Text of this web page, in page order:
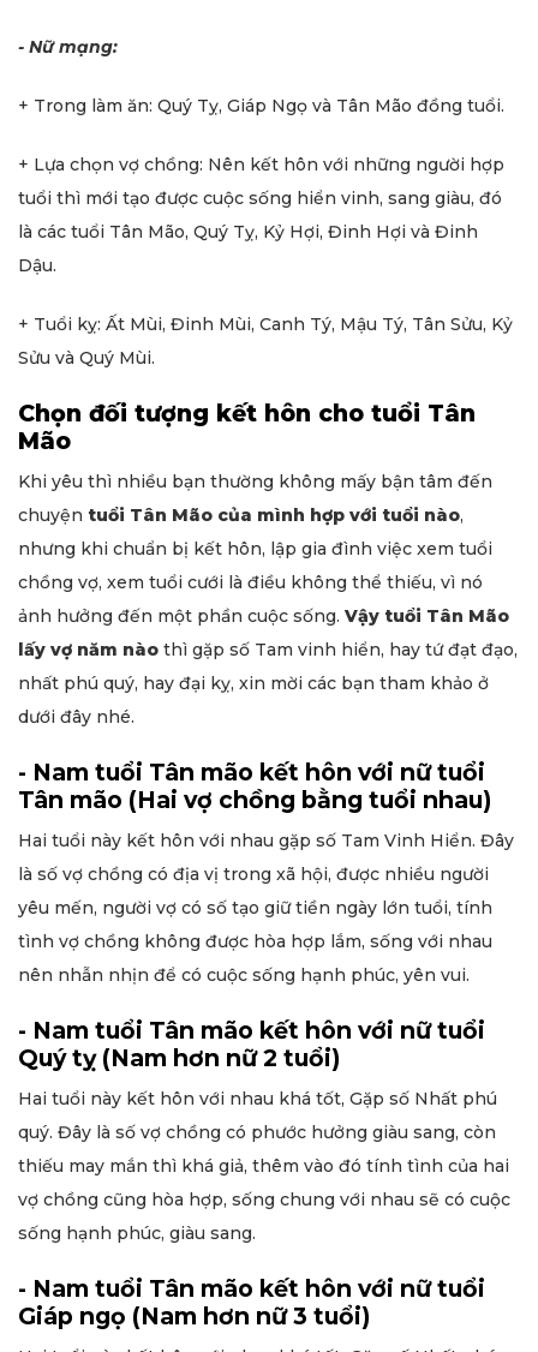
- Nữ mạng:
+ Trong làm ăn: Quý Tỵ, Giáp Ngọ và Tân Mão đồng tuổi.
+ Lựa chọn vợ chồng: Nên kết hôn với những người hợp
tuổi thì mới tạo được cuộc sống hiển vinh, sang giàu, đó
là các tuổi Tân Mão, Quý Tỵ, Kỷ Hợi, Đinh Hợi và Đinh
Dậu.
+ Tuổi kỵ: Ất Mùi, Đinh Mùi, Canh Tý, Mậu Tý, Tân Sửu, Kỷ
Sửu và Quý Mùi.
Chọn đối tượng kết hôn cho tuổi Tân
Mão
Khi yêu thì nhiều bạn thường không mấy bận tâm đến
chuyện tuổi Tân Mão của mình hợp với tuổi nào,
nhưng khi chuẩn bị kết hôn, lập gia đình việc xem tuổi
chồng vợ, xem tuổi cưới là điều không thể thiếu, vì nó
ảnh hưởng đến một phần cuộc sống. Vậy tuổi Tân Mão
lấy vợ năm nào thì gặp số Tam vinh hiển, hay tứ đạt đạo,
nhất phú quý, hay đại kỵ, xin mời các bạn tham khảo ở
dưới đây nhé.
- Nam tuổi Tân mão kết hôn với nữ tuổi
Tân mão (Hai vợ chồng bằng tuổi nhau)
Hai tuổi này kết hôn với nhau gặp số Tam Vinh Hiển. Đây
là số vợ chồng có địa vị trong xã hội, được nhiều người
yêu mến, người vợ có số tạo giữ tiền ngày lớn tuổi, tính
tình vợ chồng không được hòa hợp lắm, sống với nhau
nên nhẫn nhịn để có cuộc sống hạnh phúc, yên vui.
- Nam tuổi Tân mão kết hôn với nữ tuổi
Quý tỵ (Nam hơn nữ 2 tuổi)
Hai tuổi này kết hôn với nhau khá tốt, Gặp số Nhất phú
quý. Đây là số vợ chồng có phước hưởng giàu sang, còn
thiếu may mắn thì khá giả, thêm vào đó tính tình của hai
vợ chồng cũng hòa hợp, sống chung với nhau sẽ có cuộc
sống hạnh phúc, giàu sang.
- Nam tuổi Tân mão kết hôn với nữ tuổi
Giáp ngọ (Nam hơn nữ 3 tuổi)